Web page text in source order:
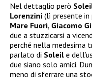
Nel dettaglio però
Lorenzini (lì presente
Mare Fuori, Giacomo
due a stuzzicarsi a
perché nella medesima
parlato di Soleil e
due siano solo amici.
meno di sferrare una